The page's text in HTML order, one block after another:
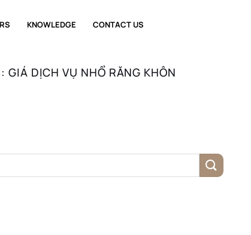
KNOWLEDGE CONTACT US
GIÁ DỊCH VỤ NHỔ RĂNG KHÔN